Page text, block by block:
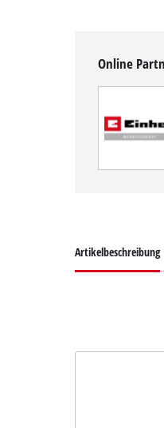
Online
Artikelbeschreibung